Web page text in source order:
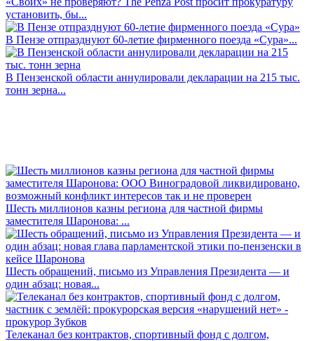
установить, бы...
В Пензе отпразднуют 60-летие фирменного поезда «Сура»...
В Пензенской области аннулировали декларации на 215 тыс.
тонн зерна...
Шесть миллионов казны региона для частной фирмы
заместителя Шаронова: ...
Шесть обращений, письмо из Управления Президента — и
один абзац: новая...
Телеканал без контрактов, спортивный фонд с долгом,